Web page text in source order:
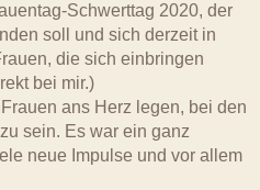
Schwerttag 2020, der
soll und sich derzeit in
die sich einbringen
bei mir.)
ans Herz legen, bei den
sein. Es war ein ganz
neue Impulse und vor allem